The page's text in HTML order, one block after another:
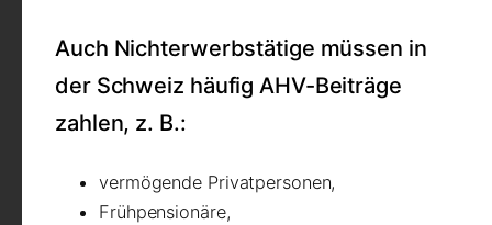
Auch Nichterwerbstätige müssen in
der Schweiz häufig AHV-Beiträge
zahlen, z. B.:
vermögende Privatpersonen,
Frühpensionäre,